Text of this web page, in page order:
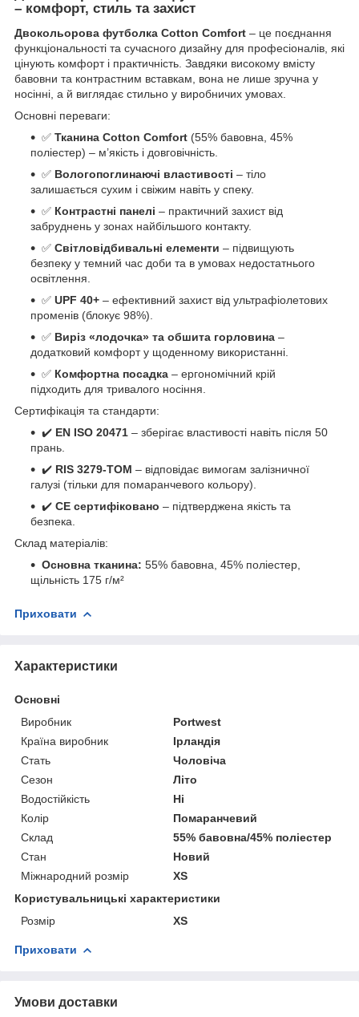
– комфорт, стиль та захист
Двокольорова футболка Cotton Comfort – це поєднання
функціональності та сучасного дизайну для професіоналів, які
цінують комфорт і практичність. Завдяки високому вмісту
бавовни та контрастним вставкам, вона не лише зручна у
носінні, а й виглядає стильно у виробничих умовах.
Основні переваги:
✅ Тканина Cotton Comfort (55% бавовна, 45%
поліестер) – м’якість і довговічність.
✅ Вологопоглинаючі властивості – тіло
залишається сухим і свіжим навіть у спеку.
✅ Контрастні панелі – практичний захист від
забруднень у зонах найбільшого контакту.
✅ Світловідбивальні елементи – підвищують
безпеку у темний час доби та в умовах недостатнього
освітлення.
✅ UPF 40+ – ефективний захист від ультрафіолетових
променів (блокує 98%).
✅ Виріз «лодочка» та обшита горловина –
додатковий комфорт у щоденному використанні.
✅ Комфортна посадка – ергономічний крій
підходить для тривалого носіння.
Сертифікація та стандарти:
✔️ EN ISO 20471 – зберігає властивості навіть після 50
прань.
✔️ RIS 3279-TOM – відповідає вимогам залізничної
галузі (тільки для помаранчевого кольору).
✔️ CE сертифіковано – підтверджена якість та
безпека.
Склад матеріалів:
Основна тканина: 55% бавовна, 45% поліестер,
щільність 175 г/м²
Приховати
Характеристики
Основні
Виробник
Portwest
Країна виробник
Ірландія
Стать
Чоловіча
Сезон
Літо
Водостійкість
Ні
Колір
Помаранчевий
Склад
55% бавовна/45% поліестер
Стан
Новий
Міжнародний розмір
XS
Користувальницькі характеристики
Розмір
XS
Приховати
Умови доставки